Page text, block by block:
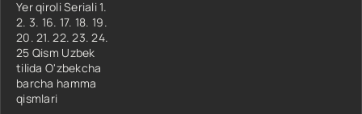
Yer qiroli Seriali 1.
2. 3. 16. 17. 18. 19.
20. 21. 22. 23. 24.
25 Qism Uzbek
tilida O'zbekcha
barcha hamma
qismlari